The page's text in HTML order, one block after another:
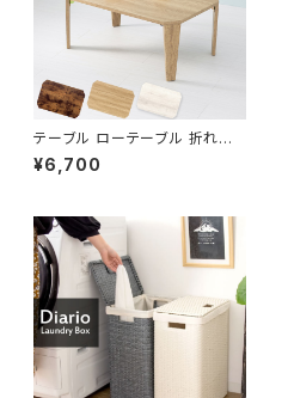
テーブル ローテーブル 折れ脚
テーブル リビングテーブル セン
ターテーブル 幅75
¥6,700